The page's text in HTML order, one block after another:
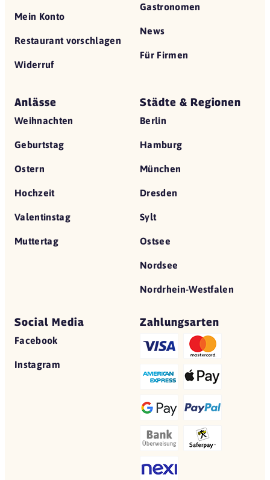
Mein Konto
Restaurant vorschlagen
Widerruf
Gastronomen
News
Für Firmen
Anlässe
Weihnachten
Geburtstag
Ostern
Hochzeit
Valentinstag
Muttertag
Städte & Regionen
Berlin
Hamburg
München
Dresden
Sylt
Ostsee
Nordsee
Nordrhein-Westfalen
Social Media
Facebook
Instagram
Zahlungsarten